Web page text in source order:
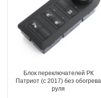
Блок переключателей РК
Патриот (с 2017) без обогрева
руля